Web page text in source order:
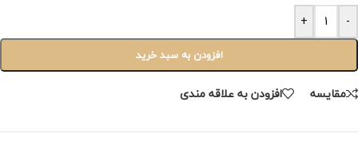
-
+
افزودن به سبد خرید
مقایسه افزودن به علاقه مندی